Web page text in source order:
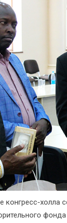
конгресс-холла